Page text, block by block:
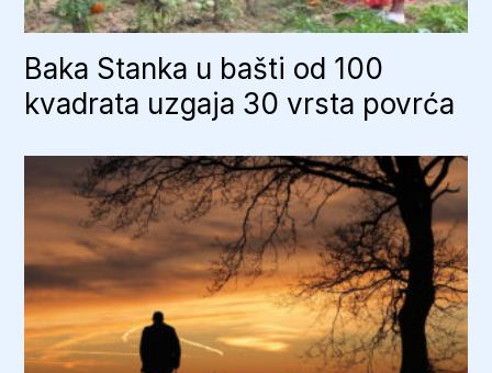
Baka Stanka u bašti od 100
kvadrata uzgaja 30 vrsta povrća